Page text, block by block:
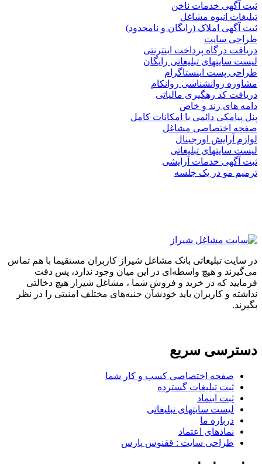
ثبت آگهی خدمات ناخن
تبلیغات انبوه مشاغل
ثبت آگهی املاک (رایگان و نامحدود)
طراحی سایت
دریافت درگاه پرداخت اینترنتی
لیست سایتهای تبلیغاتی رایگان
طراحی پست اینستاگرام
مشاوره روانشناسی روانکام
دریافت کد رهگیری مالیاتی
دامه های رند و خاص
پنل پیامکی دائمی با امکانات کامل
صفحه اختصاصی مشاغل
لوازم آرایش اورجینال
لیست سایتهای تبلیغاتی
ثبت آگهی خدمات آرایشی
ترمیم مو در یک جلسه
در سایت تبلیغاتی بانک مشاغل شیراز کاربران مستقیما با هم تماس
می‌گیرند و هیچ واسطه‌ای در این میان وجود ندارد، پس دقت
فرمایید که در خرید و فروشِ شما ، مشاغل شیراز هیچ دخالتی
نداشته و کاربران باید خودشان جنبه‌های مختلف امنیتی را در نظر
بگیرند.
دسترسی سریع
صفحه اختصاصی کسب و کار شما
ثبت تبلیغات گسترده
ثبت اینماد
لیست سایتهای تبلیغاتی
درباره ما
نمادهای اعتماد
طراحی سایت : ققنوس پارس